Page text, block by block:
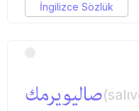
İngilizce Sözlük
صالیویرمك